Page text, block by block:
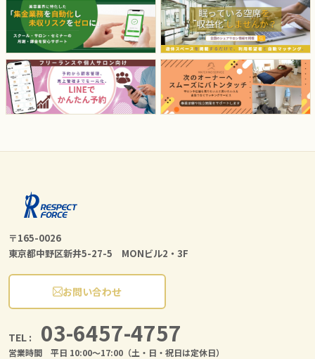
〒165-0026
東京都中野区新井5-27-5 MONビル2・3F
お問い合わせ
TEL : 03-6457-4757
営業時間 平日 10:00〜17:00（土・日・祝日は定休日）